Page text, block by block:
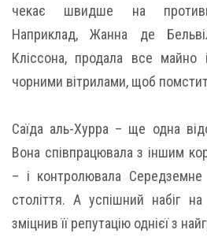
чекає швидше на
Наприклад, Жанна де
Кліссона, продала все
чорними вітрилами, щоб
Саїда аль-Хурра – ще одна
Вона співпрацювала з іншим
– і контролювала
століття. А успішний набіг
зміцнив її репутацію однієї з